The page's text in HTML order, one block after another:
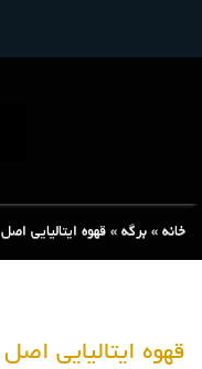
خانه » برگه » قهوه ایتالیایی اصل
قهوه ایتالیایی اصل